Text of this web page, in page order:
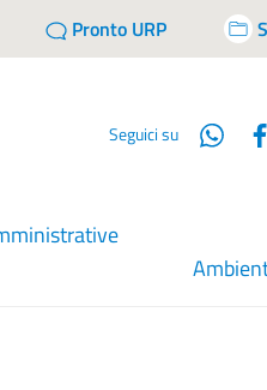
Pronto URP
Seguici su